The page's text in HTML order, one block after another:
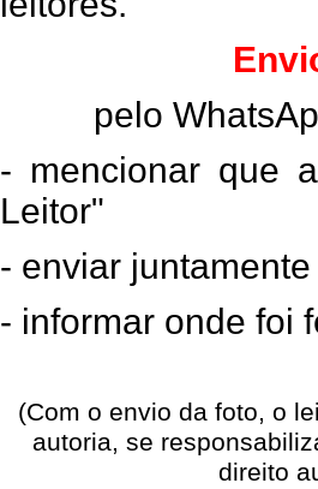
pelo
- mencionar que
Leitor"
- enviar
- informar onde foi
(Com o envio da foto, o
autoria, se
direito